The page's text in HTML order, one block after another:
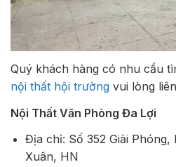
Quý khách hàng có nhu cầu
nội thất hội trường vui lòng
Nội Thất Văn Phòng Đa Lợi
Địa chỉ: Số 352 Giải Phóng,
Xuân, HN